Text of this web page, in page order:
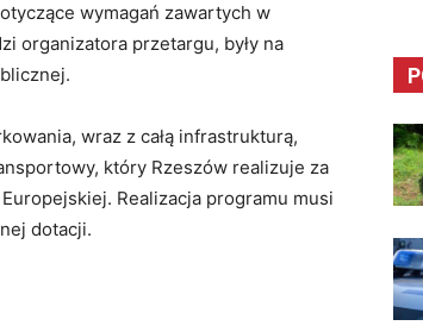
wymagań zawartych w
organizatora przetargu, były na
wraz z całą infrastrukturą,
który Rzeszów realizuje za
Realizacja programu musi
dotacji.